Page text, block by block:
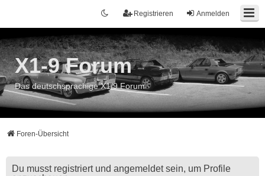
Anmelden
Registrieren
X1-9 Forum
Das deutschsprachige X1/9 Forum
Foren-Übersicht
Du musst registriert und angemeldet sein, um Profile